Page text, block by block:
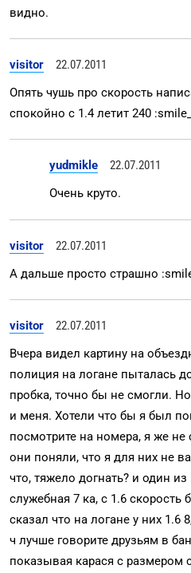
видно.
visitor
22.07.2011
Опять чушь про скорость
спокойно с 1.4 летит 240
yudmikle
22.07.2011
Очень круто.
visitor
22.07.2011
А дальше просто страшно
visitor
22.07.2011
Вчера видел картину на
полиция на логане пыталась
пробка, точно бы не смогли.
и меня. Хотели что бы я был
посмотрите на номера, я же не
они поняли, что я для них не
что, тяжело догнать? и один из
служебная 7 ка, с 1.6 скорость
сказал что на логане у них 1.6
ч лучше говорите друзьям в
показывая карася с размером